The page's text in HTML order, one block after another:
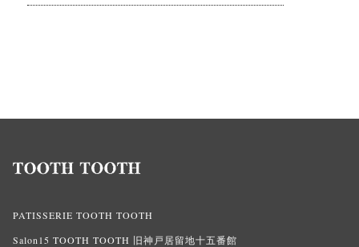
PATISSERIE TOOTH TOOTH
Salon15 TOOTH TOOTH 旧神戸居留地十五番館